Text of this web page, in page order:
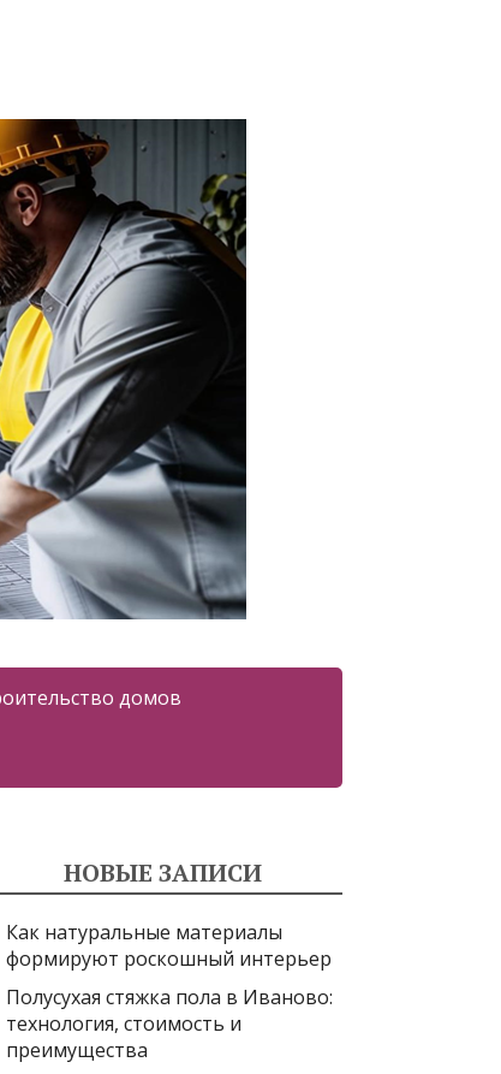
домов
НОВЫЕ ЗАПИСИ
Как натуральные материалы
формируют роскошный интерьер
Полусухая стяжка пола в Иваново:
технология, стоимость и
преимущества